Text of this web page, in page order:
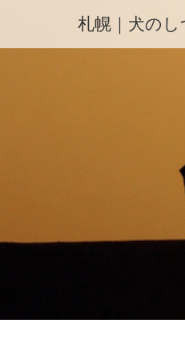
札幌｜犬の